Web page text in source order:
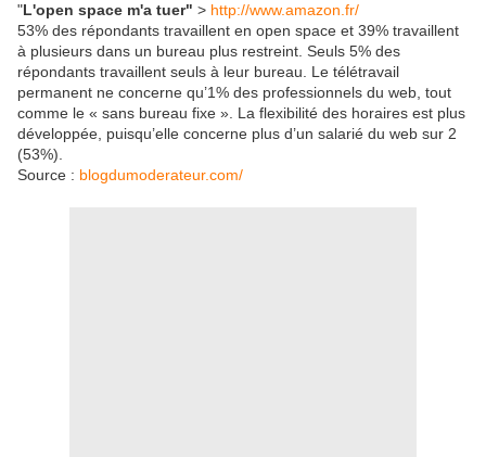
"L'open space m'a tuer" > http://www.amazon.fr/
53% des répondants travaillent en open space et 39% travaillent
à plusieurs dans un bureau plus restreint. Seuls 5% des
répondants travaillent seuls à leur bureau. Le télétravail
permanent ne concerne qu’1% des professionnels du web, tout
comme le « sans bureau fixe ». La flexibilité des horaires est plus
développée, puisqu’elle concerne plus d’un salarié du web sur 2
(53%).
Source : blogdumoderateur.com/